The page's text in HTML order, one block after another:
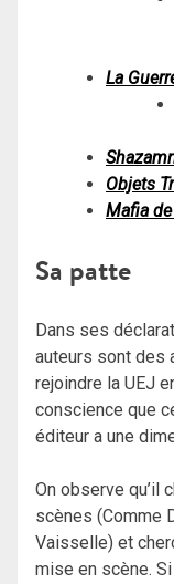
La
Objets
Mafia
Sa patte
Dans ses
auteurs sont des
rejoindre la UEJ
conscience que
éditeur a une
On observe qu’il
scènes (Comme
Vaisselle) et
mise en scène.